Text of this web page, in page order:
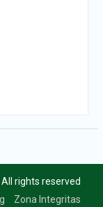
rights reserved
Zona Integritas